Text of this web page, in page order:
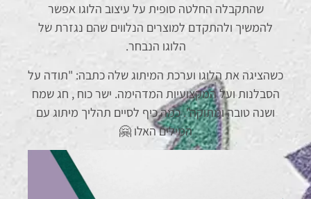
שהתקבלה החלטה סופית על עיצוב הלוגו אפשר
להמשיך ולהתקדם למוצרים הנלווים שהם נגזרת של
הלוגו הנבחר.
כשהציגה את הלוגו וערכת המיתוג שלה כתבה: "תודה על
הסבלנות ועל המקצועיות המדהימה. ישר כוח , חג שמח
ושנה טובה ומתוקה". כמה כיף לסיים תהליך מיתוג עם
המילים האלו 🤗